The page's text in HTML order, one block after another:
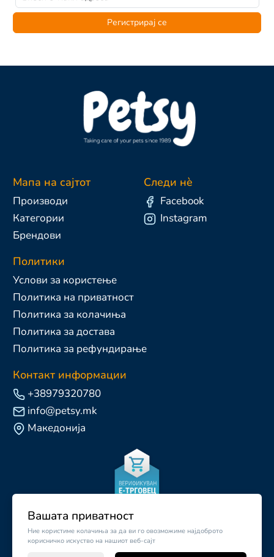
Вашата приватност
Ние користиме колачиња за да ви го овозможиме најдоброто
корисничко искуство на нашиот веб-сајт
Регистрирај се
Мапа на сајтот
Производи
Категории
Брендови
Политики
Услови за користење
Политика на приватност
Политика за колачиња
Политика за достава
Политика за рефундирање
Контакт информации
+38979320780
info@petsy.mk
Македонија
Следи нè
Facebook
Instagram